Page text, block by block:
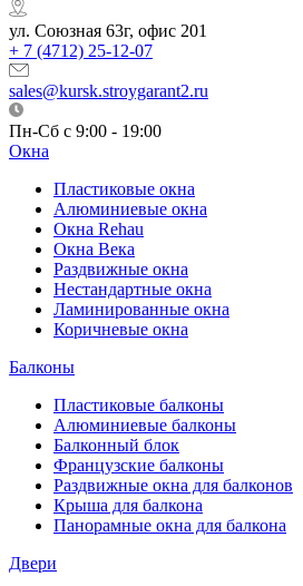
ул. Союзная 63г, офис 201
+ 7 (4712) 25-12-07
sales@kursk.stroygarant2.ru
Пн-Сб с 9:00 - 19:00
Окна
Пластиковые окна
Алюминиевые окна
Окна Rehau
Окна Века
Раздвижные окна
Нестандартные окна
Ламинированные окна
Коричневые окна
Балконы
Пластиковые балконы
Алюминиевые балконы
Балконный блок
Французские балконы
Раздвижные окна для балконов
Крыша для балкона
Панорамные окна для балкона
Двери